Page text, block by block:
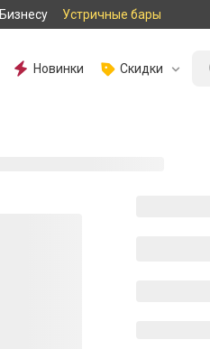
Бизнесу Устричные бары
Новинки Скидки